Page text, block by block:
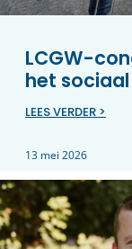
LCGW-
het
LEES VERDER >
13 mei 2026